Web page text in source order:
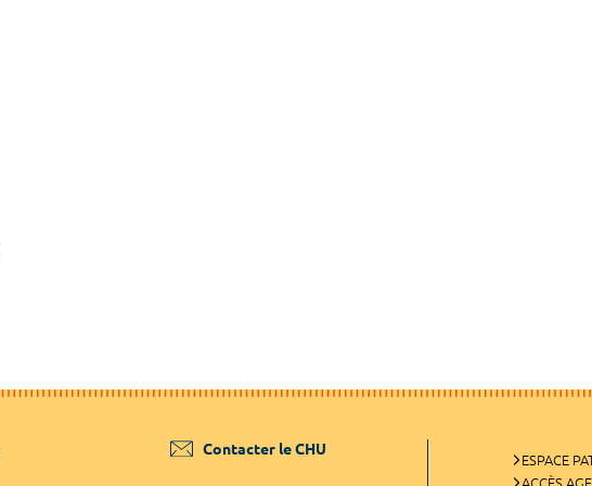
Contacter le CHU
ESPACE
ACCÈS